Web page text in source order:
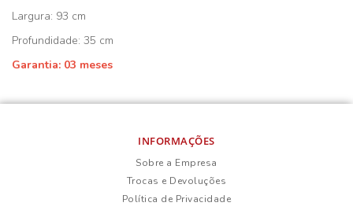
Largura: 93 cm
Profundidade: 35 cm
Garantia: 03 meses
INFORMAÇÕES
Sobre a Empresa
Trocas e Devoluções
Política de Privacidade